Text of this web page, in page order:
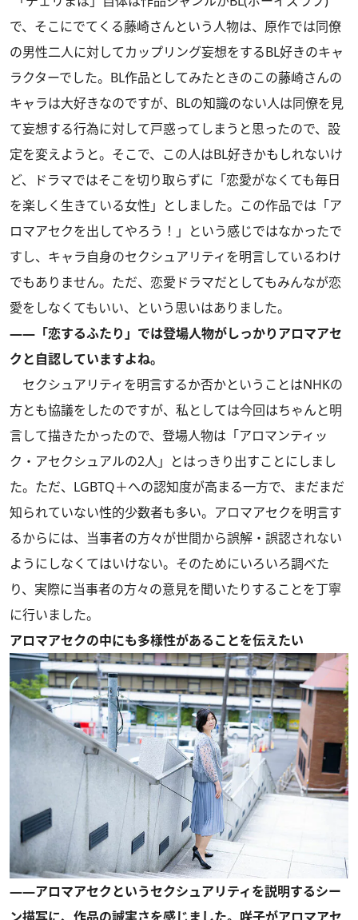
で、そこにでてくる藤崎さんという人物は、原作では同僚
の男性二人に対してカップリング妄想をするBL好きのキャ
ラクターでした。BL作品としてみたときのこの藤崎さんの
キャラは大好きなのですが、BLの知識のない人は同僚を見
て妄想する行為に対して戸惑ってしまうと思ったので、設
定を変えようと。そこで、この人はBL好きかもしれないけ
ど、ドラマではそこを切り取らずに「恋愛がなくても毎日
を楽しく生きている女性」としました。この作品では「ア
ロマアセクを出してやろう！」という感じではなかったで
すし、キャラ自身のセクシュアリティを明言しているわけ
でもありません。ただ、恋愛ドラマだとしてもみんなが恋
愛をしなくてもいい、という思いはありました。
――「恋するふたり」では登場人物がしっかりアロマアセ
クと自認していますよね。
セクシュアリティを明言するか否かということはNHKの
方とも協議をしたのですが、私としては今回はちゃんと明
言して描きたかったので、登場人物は「アロマンティッ
ク・アセクシュアルの2人」とはっきり出すことにしまし
た。ただ、LGBTQ＋への認知度が高まる一方で、まだまだ
知られていない性的少数者も多い。アロマアセクを明言す
るからには、当事者の方々が世間から誤解・誤認されない
ようにしなくてはいけない。そのためにいろいろ調べた
り、実際に当事者の方々の意見を聞いたりすることを丁寧
に行いました。
アロマアセクの中にも多様性があることを伝えたい
――アロマアセクというセクシュアリティを説明するシー